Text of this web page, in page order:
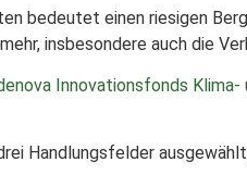
bedeutet einen riesigen
insbesondere auch die
Innovationsfonds Klima-
Handlungsfelder